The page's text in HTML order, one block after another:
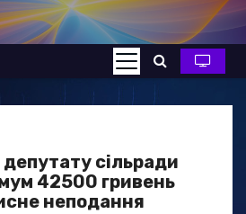
сільради
42500 гривень
неподання